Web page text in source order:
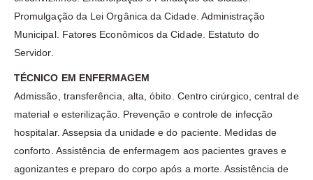
Promulgação da Lei Orgânica da Cidade. Administração
Municipal. Fatores Econômicos da Cidade. Estatuto do
Servidor.
TÉCNICO EM ENFERMAGEM
Admissão, transferência, alta, óbito. Centro cirúrgico, central de
material e esterilização. Prevenção e controle de infecção
hospitalar. Assepsia da unidade e do paciente. Medidas de
conforto. Assistência de enfermagem aos pacientes graves e
agonizantes e preparo do corpo após a morte. Assistência de